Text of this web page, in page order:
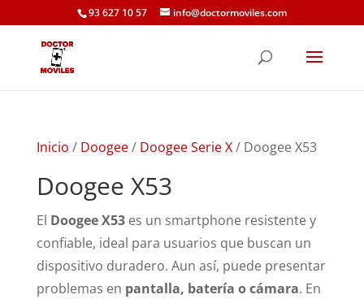
93 627 10 57 info@doctormoviles.com
Inicio / Doogee/ Doogee Serie X/ Doogee X53
Doogee X53
El Doogee X53es un smartphone resistente y
confiable, ideal para usuarios que buscan un
dispositivo duradero. Aun así, puede presentar
problemas en pantalla, batería o cámara. En